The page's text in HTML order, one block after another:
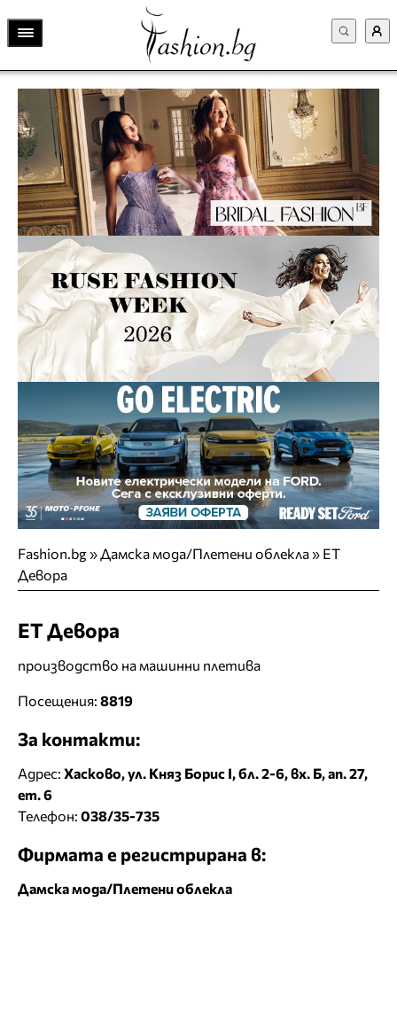
Fashion.bg»Дамска мода/Плетени облекла» ЕТ
Девора
ЕТ Девора
производство на машинни плетива
Посещения: 8819
За контакти:
Адрес: Хасково, ул. Княз Борис I, бл. 2-6, вх. Б, ап. 27,
ет. 6
Телефон: 038/35-735
Фирмата е регистрирана в:
Дамска мода/Плетени облекла